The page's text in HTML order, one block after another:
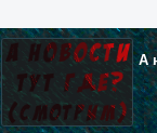
А